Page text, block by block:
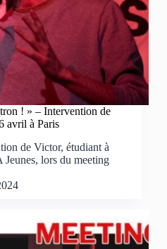
! » – Intervention de
avril à Paris
de Victor, étudiant à
lors du meeting